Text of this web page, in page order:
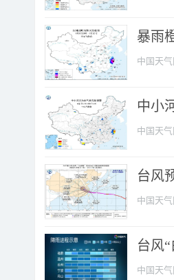
暴雨
中国天气
中小
中国天气
台风
中国天气
台风
中国天气